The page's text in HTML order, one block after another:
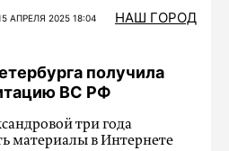
АПРЕЛЯ 2025 18:04 НАШ ГОРОД
получила
ВС РФ
три года
материалы в Интернете